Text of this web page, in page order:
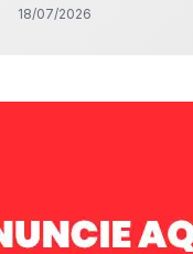
18/07/2026